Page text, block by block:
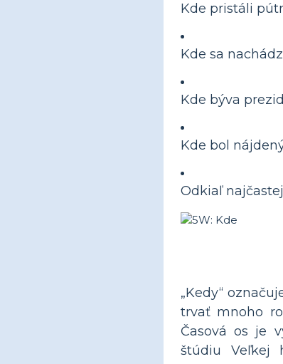
Kde pristáli
Kde sa
Kde býva
Kde bol
Odkiaľ
„Kedy“
trvať mnoho
Časová os je
štúdiu Veľkej